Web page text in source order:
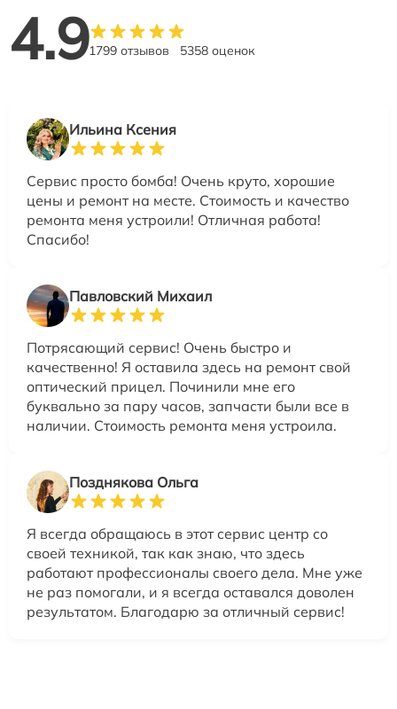
4.91799 отзывов 5358 оценок
Ильина Ксения
Сервис просто бомба! Очень круто, хорошие
цены и ремонт на месте. Стоимость и качество
ремонта меня устроили! Отличная работа!
Спасибо!
Павловский Михаил
Потрясающий сервис! Очень быстро и
качественно! Я оставила здесь на ремонт свой
оптический прицел. Починили мне его
буквально за пару часов, запчасти были все в
наличии. Стоимость ремонта меня устроила.
Позднякова Ольга
Я всегда обращаюсь в этот сервис центр со
своей техникой, так как знаю, что здесь
работают профессионалы своего дела. Мне уже
не раз помогали, и я всегда оставался доволен
результатом. Благодарю за отличный сервис!